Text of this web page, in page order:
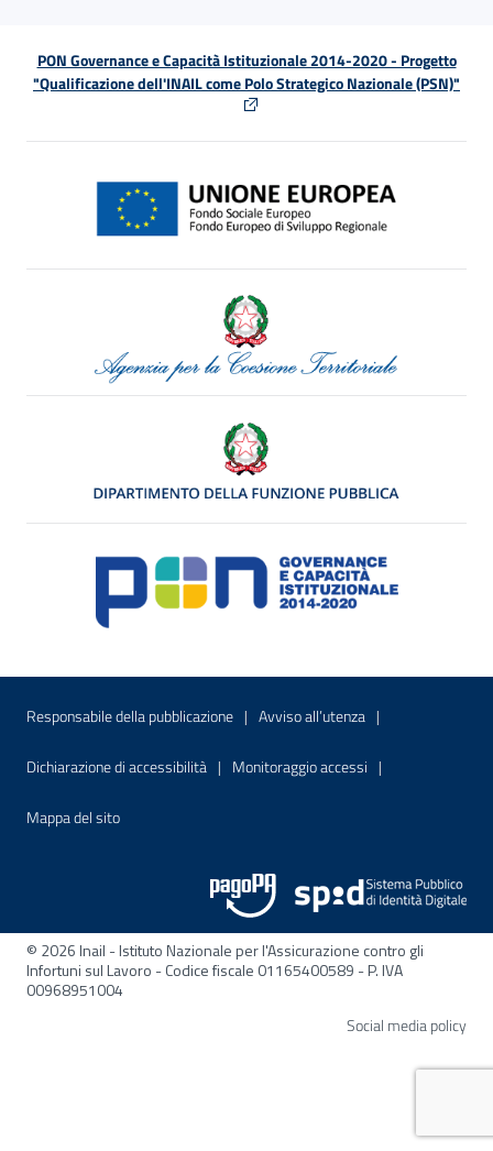
PON Governance e Capacità Istituzionale 2014-2020 - Progetto
"Qualificazione dell'INAIL come Polo Strategico Nazionale (PSN)"
Menu di servizio
Responsabile della pubblicazione Sito interno - Apre in una nuova
Avviso all’utenza Sito interno -
Dichiarazione di accessibilità Sito interno - Apre in una nuova finestra
Monitoraggio accessi Sito interno -
Mappa del sitoSito interno - Apre nella stessa finestra
© 2026 Inail - Istituto Nazionale per l'Assicurazione contro gli
Infortuni sul Lavoro - Codice fiscale 01165400589 - P. IVA
00968951004
Social media policy